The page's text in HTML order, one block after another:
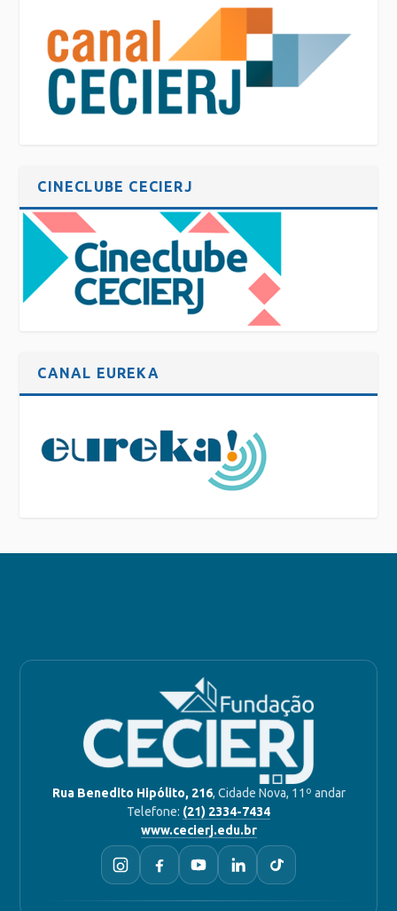
CINECLUBE CECIERJ
CANAL EUREKA
Rua Benedito Hipólito, 216, Cidade Nova, 11º andar
Telefone: (21) 2334-7434
www.cecierj.edu.br